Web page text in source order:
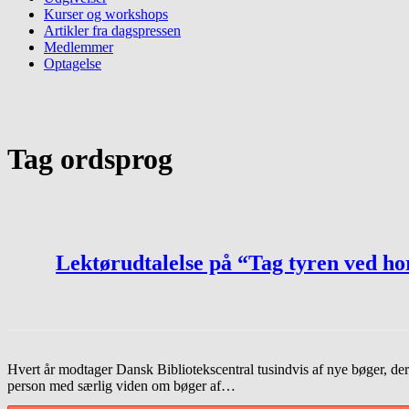
Kurser og workshops
Artikler fra dagspressen
Medlemmer
Optagelse
Tag ordsprog
Lektørudtalelse på “Tag tyren ved
Hvert år modtager Dansk Bibliotekscentral tusindvis af nye bøger,
person med særlig viden om bøger af…